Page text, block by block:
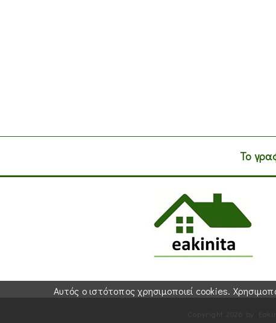
Αυτός ο ιστότοπος χρησιμοποιεί cookies.
Το
Copyright 2026 by